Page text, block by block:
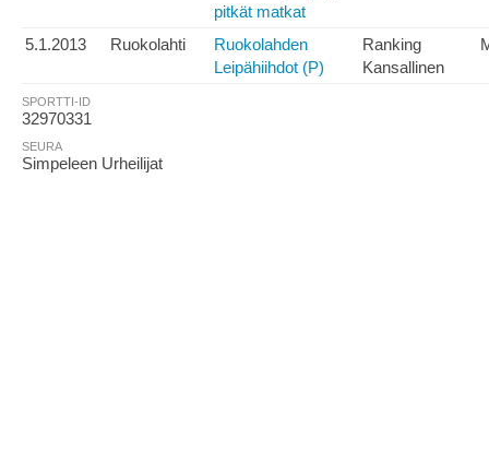
pitkät matkat
5.1.2013 Ruokolahti
Ruokolahden
Leipähiihdot (P)
Ranking
Kansallinen
SPORTTI-ID
32970331
SEURA
Simpeleen Urheilijat